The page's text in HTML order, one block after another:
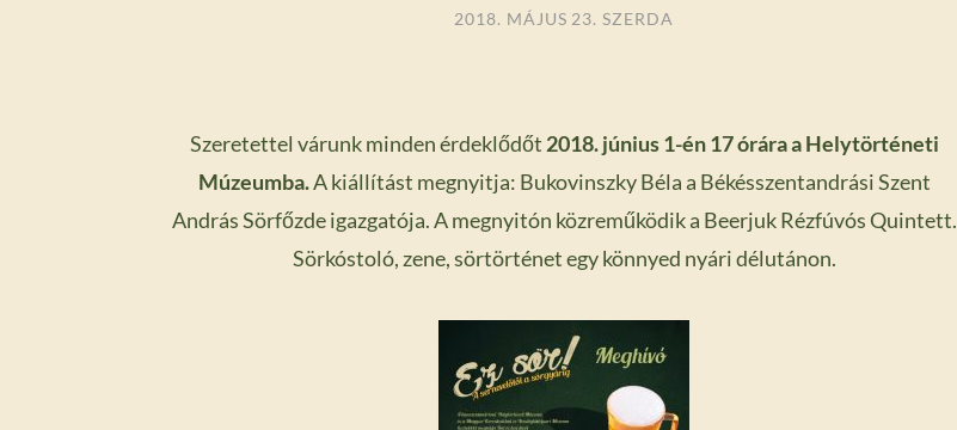
2018. MÁJUS 23. SZERDA
Szeretettel várunk minden érdeklődőt 2018. június 1-én 17 órára a Helytörténeti
Múzeumba.A kiállítást megnyitja: Bukovinszky Béla a Békésszentandrási Szent
András Sörfőzde igazgatója. A megnyitón közreműködik a Beerjuk Rézfúvós Quintett.
Sörkóstoló, zene, sörtörténet egy könnyed nyári délutánon.